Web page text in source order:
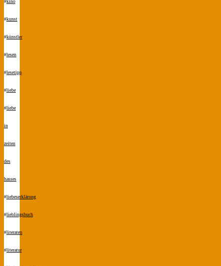
#kino
#kunst
#künstler
#lesen
#lesetipp
#liebe
#liebe
in
zeiten
des
hasses
#liebeserklärung
#lieblingsbuch
#literaten
#literatur